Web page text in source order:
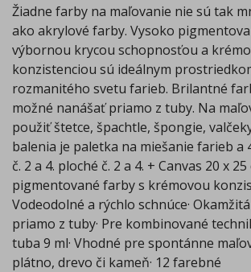
Žiadne farby na maľovanie nie sú tak
ako akrylové farby. Vysoko
výbornou krycou schopnosťou a
konzistenciou sú ideálnym
rozmanitého svetu farieb. Brilantné
možné nanášať priamo z tuby. Na
použiť štetce, špachtle, špongie,
balenia je paletka na miešanie farieb a
č. 2 a 4. ploché č. 2 a 4. + Canvas 20 x 25
pigmentované farby s krémovou
Vodeodolné a rýchlo schnúce·
priamo z tuby· Pre kombinované
tuba 9 ml· Vhodné pre spontánne
plátno, drevo či kameň· 12 farebné